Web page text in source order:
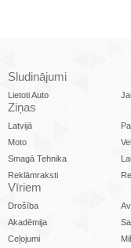
Sludinājumi
Lietoti Auto
Ziņas
Latvijā
Moto
Smagā Tehnika
Reklāmraksti
Vīriem
Drošība
Akadēmija
Ceļojumi